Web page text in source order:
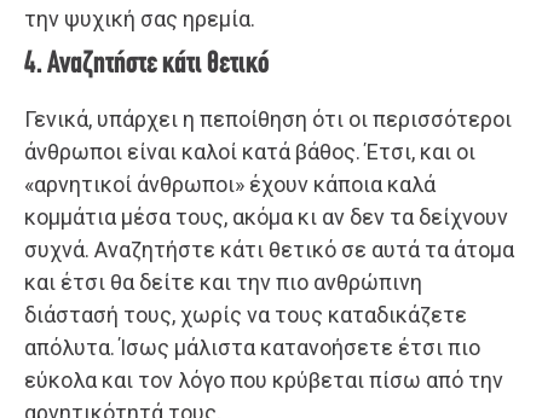
την ψυχική σας ηρεμία.
4. Αναζητήστε κάτι θετικό
Γενικά, υπάρχει η πεποίθηση ότι οι περισσότεροι
άνθρωποι είναι καλοί κατά βάθος. Έτσι, και οι
«αρνητικοί άνθρωποι» έχουν κάποια καλά
κομμάτια μέσα τους, ακόμα κι αν δεν τα δείχνουν
συχνά. Αναζητήστε κάτι θετικό σε αυτά τα άτομα
και έτσι θα δείτε και την πιο ανθρώπινη
διάστασή τους, χωρίς να τους καταδικάζετε
απόλυτα. Ίσως μάλιστα κατανοήσετε έτσι πιο
εύκολα και τον λόγο που κρύβεται πίσω από την
αρνητικότητά τους.